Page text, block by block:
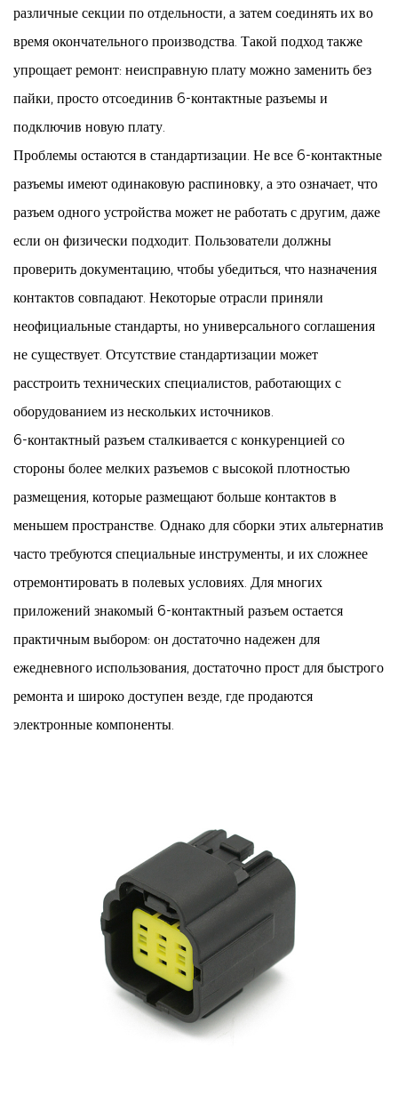
различные секции по отдельности, а затем соединять их во
время окончательного производства. Такой подход также
упрощает ремонт: неисправную плату можно заменить без
пайки, просто отсоединив 6-контактные разъемы и
подключив новую плату.
Проблемы остаются в стандартизации. Не все 6-контактные
разъемы имеют одинаковую распиновку, а это означает, что
разъем одного устройства может не работать с другим, даже
если он физически подходит. Пользователи должны
проверить документацию, чтобы убедиться, что назначения
контактов совпадают. Некоторые отрасли приняли
неофициальные стандарты, но универсального соглашения
не существует. Отсутствие стандартизации может
расстроить технических специалистов, работающих с
оборудованием из нескольких источников.
6-контактный разъем сталкивается с конкуренцией со
стороны более мелких разъемов с высокой плотностью
размещения, которые размещают больше контактов в
меньшем пространстве. Однако для сборки этих альтернатив
часто требуются специальные инструменты, и их сложнее
отремонтировать в полевых условиях. Для многих
приложений знакомый 6-контактный разъем остается
практичным выбором: он достаточно надежен для
ежедневного использования, достаточно прост для быстрого
ремонта и широко доступен везде, где продаются
электронные компоненты.